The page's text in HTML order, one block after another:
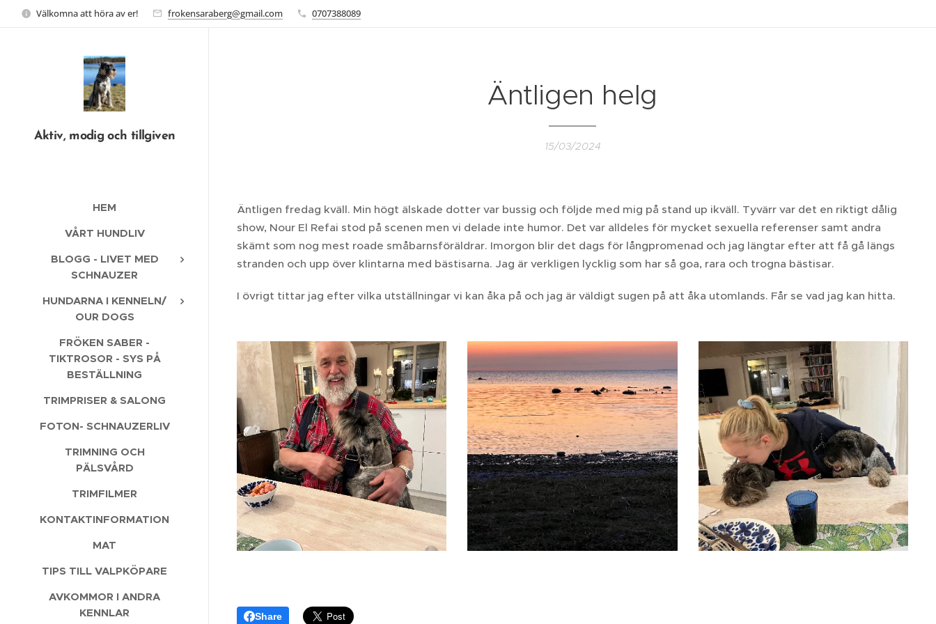
Välkomna att höra av er! frokensaraberg@gmail.com 0707388089
Aktiv, modig och tillgiven
HEM
VÅRT HUNDLIV
BLOGG - LIVET MED
SCHNAUZER
HUNDARNA I KENNELN/
OUR DOGS
FRÖKEN SABER -
TIKTROSOR - SYS PÅ
BESTÄLLNING
TRIMPRISER & SALONG
FOTON- SCHNAUZERLIV
TRIMNING OCH
PÄLSVÅRD
TRIMFILMER
KONTAKTINFORMATION
MAT
TIPS TILL VALPKÖPARE
AVKOMMOR I ANDRA
KENNLAR
Äntligen helg
15/03/2024
Äntligen fredag kväll. Min högt älskade dotter var bussig och följde med mig på stand up ikväll. Tyvärr var det en riktigt dålig
show, Nour El Refai stod på scenen men vi delade inte humor. Det var alldeles för mycket sexuella referenser samt andra
skämt som nog mest roade småbarnsföräldrar. Imorgon blir det dags för långpromenad och jag längtar efter att få gå längs
stranden och upp över klintarna med bästisarna. Jag är verkligen lycklig som har så goa, rara och trogna bästisar.
I övrigt tittar jag efter vilka utställningar vi kan åka på och jag är väldigt sugen på att åka utomlands. Får se vad jag kan hitta.
Share